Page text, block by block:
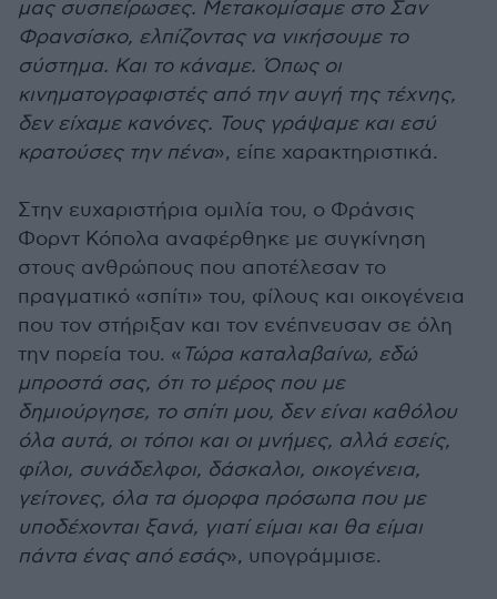
μας συσπείρωσες. Μετακομίσαμε στο Σαν
Φρανσίσκο, ελπίζοντας να νικήσουμε το
σύστημα. Και το κάναμε. Όπως οι
κινηματογραφιστές από την αυγή της τέχνης,
δεν είχαμε κανόνες. Τους γράψαμε και εσύ
κρατούσες την πένα», είπε χαρακτηριστικά.
Στην ευχαριστήρια ομιλία του, ο Φράνσις
Φορντ Κόπολα αναφέρθηκε με συγκίνηση
στους ανθρώπους που αποτέλεσαν το
πραγματικό «σπίτι» του, φίλους και οικογένεια
που τον στήριξαν και τον ενέπνευσαν σε όλη
την πορεία του. « Τώρα καταλαβαίνω, εδώ
μπροστά σας, ότι το μέρος που με
δημιούργησε, το σπίτι μου, δεν είναι καθόλου
όλα αυτά, οι τόποι και οι μνήμες, αλλά εσείς,
φίλοι, συνάδελφοι, δάσκαλοι, οικογένεια,
γείτονες, όλα τα όμορφα πρόσωπα που με
υποδέχονται ξανά, γιατί είμαι και θα είμαι
πάντα ένας από εσάς», υπογράμμισε.